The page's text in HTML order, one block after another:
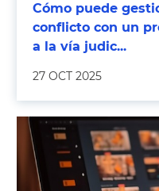
Cómo puede
conflicto con un
a la vía judic...
27 OCT 2025